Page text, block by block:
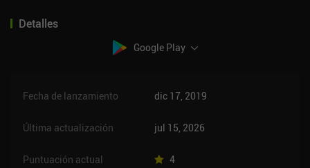
Detalles
Google Play
Fecha de lanzamiento dic 17, 2019
Última actualización jul 15, 2026
Puntuación actual 4